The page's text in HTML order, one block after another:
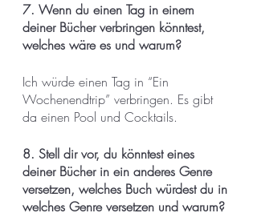
7. Wenn du einen Tag in einem
deiner Bücher verbringen könntest,
welches wäre es und warum?
Ich würde einen Tag in “Ein
Wochenendtrip” verbringen. Es gibt
da einen Pool und Cocktails.
8. Stell dir vor, du könntest eines
deiner Bücher in ein anderes Genre
versetzen, welches Buch würdest du in
welches Genre versetzen und warum?